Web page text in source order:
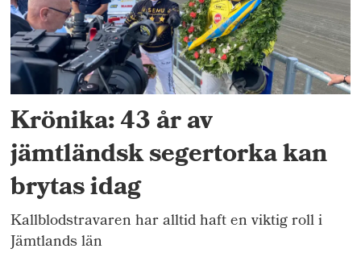
Krönika: 43 år av
jämtländsk segertorka kan
brytas idag
Kallblodstravaren har alltid haft en viktig roll i
Jämtlands län